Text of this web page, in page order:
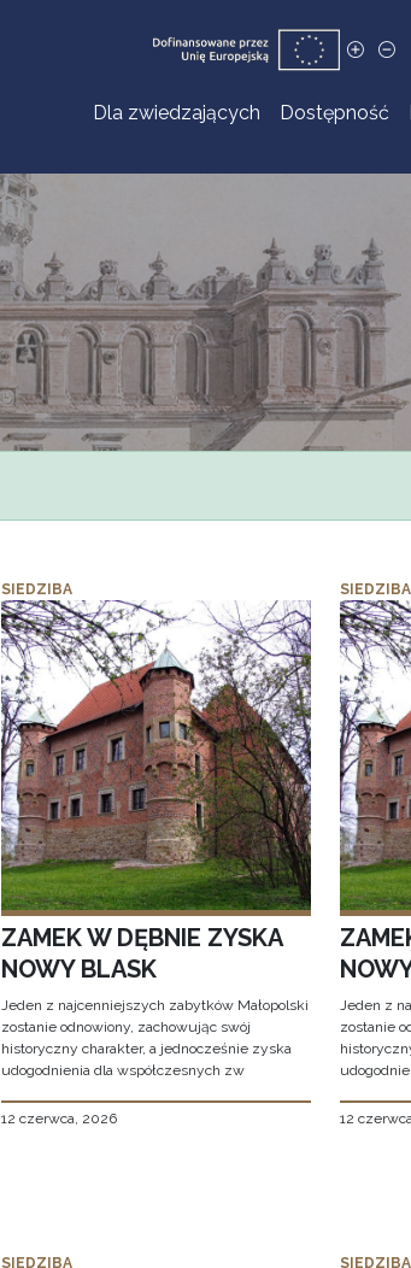
Dla zwiedzających Dostępność
SIEDZIBA
ZAMEK W DĘBNIE ZYSKA
NOWY BLASK
Jeden z najcenniejszych zabytków Małopolski
zostanie odnowiony, zachowując swój
historyczny charakter, a jednocześnie zyska
udogodnienia dla współczesnych zw
12 czerwca, 2026
SIEDZIBA
Jeden z
zostanie
12
SIEDZIBA SIEDZIBA